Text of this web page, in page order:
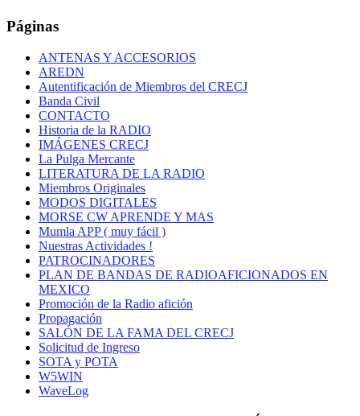
Páginas
ANTENAS Y ACCESORIOS
AREDN
Autentificación de Miembros del CRECJ
Banda Civil
CONTACTO
Historia de la RADIO
IMÁGENES CRECJ
La Pulga Mercante
LITERATURA DE LA RADIO
Miembros Originales
MODOS DIGITALES
MORSE CW APRENDE Y MAS
Mumla APP ( muy fácil )
Nuestras Actividades !
PATROCINADORES
PLAN DE BANDAS DE RADIOAFICIONADOS EN
MEXICO
Promoción de la Radio afición
Propagación
SALÓN DE LA FAMA DEL CRECJ
Solicitud de Ingreso
SOTA y POTA
W5WIN
WaveLog